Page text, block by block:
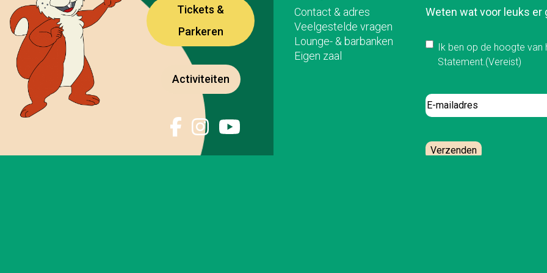
Tickets &
Parkeren
Activiteiten
Contact & adres
Veelgestelde vragen
Lounge- & barbanken
Eigen zaal
Weten wat voor leuks er
Instemming
Ik ben op de hoogte van
Statement. (Vereist)
E-
mailadres
Verzenden